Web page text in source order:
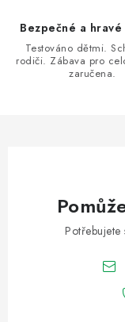
k
Bezpečné a
Testováno dětmi.
rodiči. Zábava pro
zaručena.
Potřebujete